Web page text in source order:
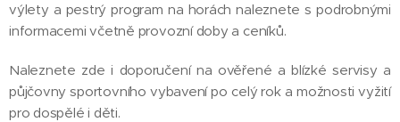
výlety a pestrý program na horách naleznete s podrobnými
informacemi včetně provozní doby a ceníků.
Naleznete zde i doporučení na ověřené a blízké servisy a
půjčovny sportovního vybavení po celý rok a možnosti vyžití
pro dospělé i děti.